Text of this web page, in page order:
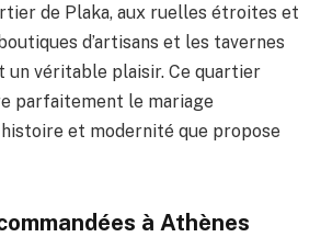
de Plaka, aux ruelles étroites et
d’artisans et les tavernes
un véritable plaisir. Ce quartier
parfaitement le mariage
et modernité que propose
à Athènes